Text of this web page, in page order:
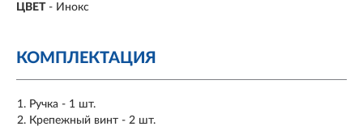
ЦВЕТ - Инокс
КОМПЛЕКТАЦИЯ
Ручка - 1 шт.
Крепежный винт - 2 шт.